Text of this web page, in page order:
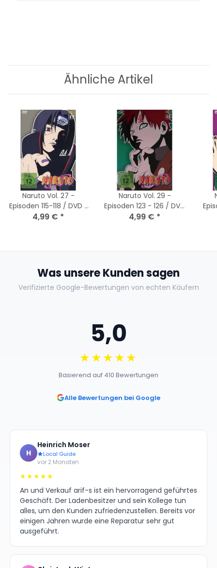
Ähnliche Artikel
Naruto Vol. 27 -
Episoden 115-118 / DVD *
Top Zustand
4,99 € *
Naruto Vol. 29 -
Episoden 123 - 126 / DVD
* Top Zustand
4,99 € *
Was unsere Kunden sagen
Verifizierte Google-Bewertungen von echten Käufern
5,0
★★★★★
Basierend auf 410 Bewertungen
Alle Bewertungen bei Google
H
Heinrich Moser
Local Guide
vor 2 Monaten
★★★★★
An und Verkauf arif-s ist ein hervorragend geführtes
Geschäft. Der Ladenbesitzer und sein Kollege tun
alles, um den Kunden zufriedenzustellen. Bereits vor
einigen Jahren wurde eine Reparatur sehr gut
ausgeführt.